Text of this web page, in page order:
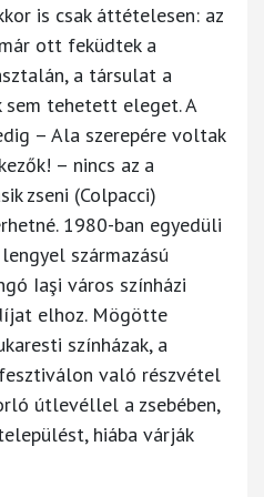
is csak áttételesen: az
ott feküdtek a
a társulat a
sem tehetett eleget. A
– Ala szerepére voltak
– nincs az a
zseni (Colpacci)
1980-ban egyedüli
származású
Iaşi város színházi
elhoz. Mögötte
színházak, a
való részvétel
útlevéllel a zsebében,
hiába várják